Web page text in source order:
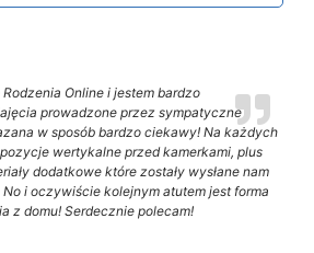
Rodzenia Online i jestem bardzo
prowadzone przez sympatyczne
w sposób bardzo ciekawy! Na każdych
wertykalne przed kamerkami, plus
dodatkowe które zostały wysłane nam
i oczywiście kolejnym atutem jest forma
z domu! Serdecznie polecam!